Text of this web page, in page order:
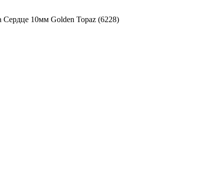
10мм Golden Topaz (6228)